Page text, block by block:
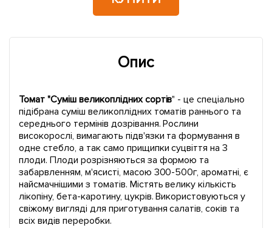
Опис
Томат "Суміш великоплідних сортів" - це спеціально
підібрана суміш великоплідних томатів раннього та
середнього термінів дозрівання. Рослини
високорослі, вимагають підв'язки та формування в
одне стебло, а так само прищипки суцвіття на 3
плоди. Плоди розрізняються за формою та
забарвленням, м'ясисті, масою 300-500г, ароматні, є
найсмачнішими з томатів. Містять велику кількість
лікопіну, бета-каротину, цукрів. Використовуються у
свіжому вигляді для приготування салатів, соків та
всіх видів переробки.